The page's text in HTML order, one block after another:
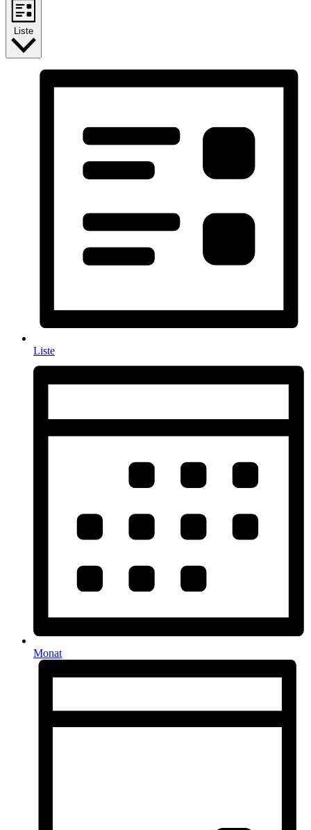
Liste
Liste
Monat